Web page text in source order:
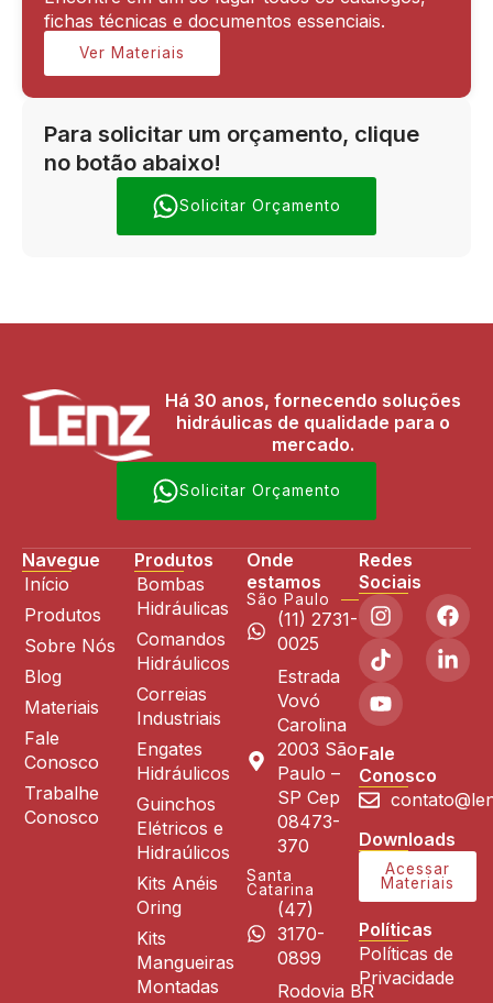
fichas técnicas e documentos essenciais.
Ver Materiais
Para solicitar um orçamento, clique
no botão abaixo!
Solicitar Orçamento
Há 30 anos, fornecendo soluções
hidráulicas de qualidade para o
mercado.
Solicitar Orçamento
Navegue
Início
Produtos
Sobre Nós
Blog
Materiais
Fale
Conosco
Trabalhe
Conosco
Produtos
Bombas
Hidráulicas
Comandos
Hidráulicos
Correias
Industriais
Engates
Hidráulicos
Guinchos
Elétricos e
Hidraúlicos
Kits Anéis
Oring
Kits
Mangueiras
Montadas
Onde
estamos
São Paulo
(11) 2731-
0025
Estrada
Vovó
Carolina
2003 São
Paulo –
SP Cep
08473-
370
Santa
Catarina
(47)
3170-
0899
Rodovia BR
Redes
Sociais
Fale
Conosco
Downloads
Acessar
Materiais
Políticas
Políticas de
Privacidade